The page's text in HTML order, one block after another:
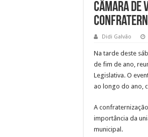
Câmara
Didi Galvão
Na tarde deste
de fim de ano,
Legislativa. O
ao longo do ano,
A
importância da
municipal.